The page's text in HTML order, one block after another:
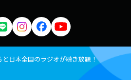
日本全国のラジオが聴き放題！